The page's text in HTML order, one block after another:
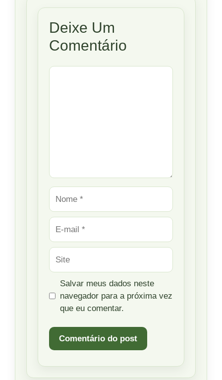
Deixe Um
Comentário
Comentário
Nome
E-
mail
Site
Salvar meus dados neste
navegador para a próxima vez
que eu comentar.